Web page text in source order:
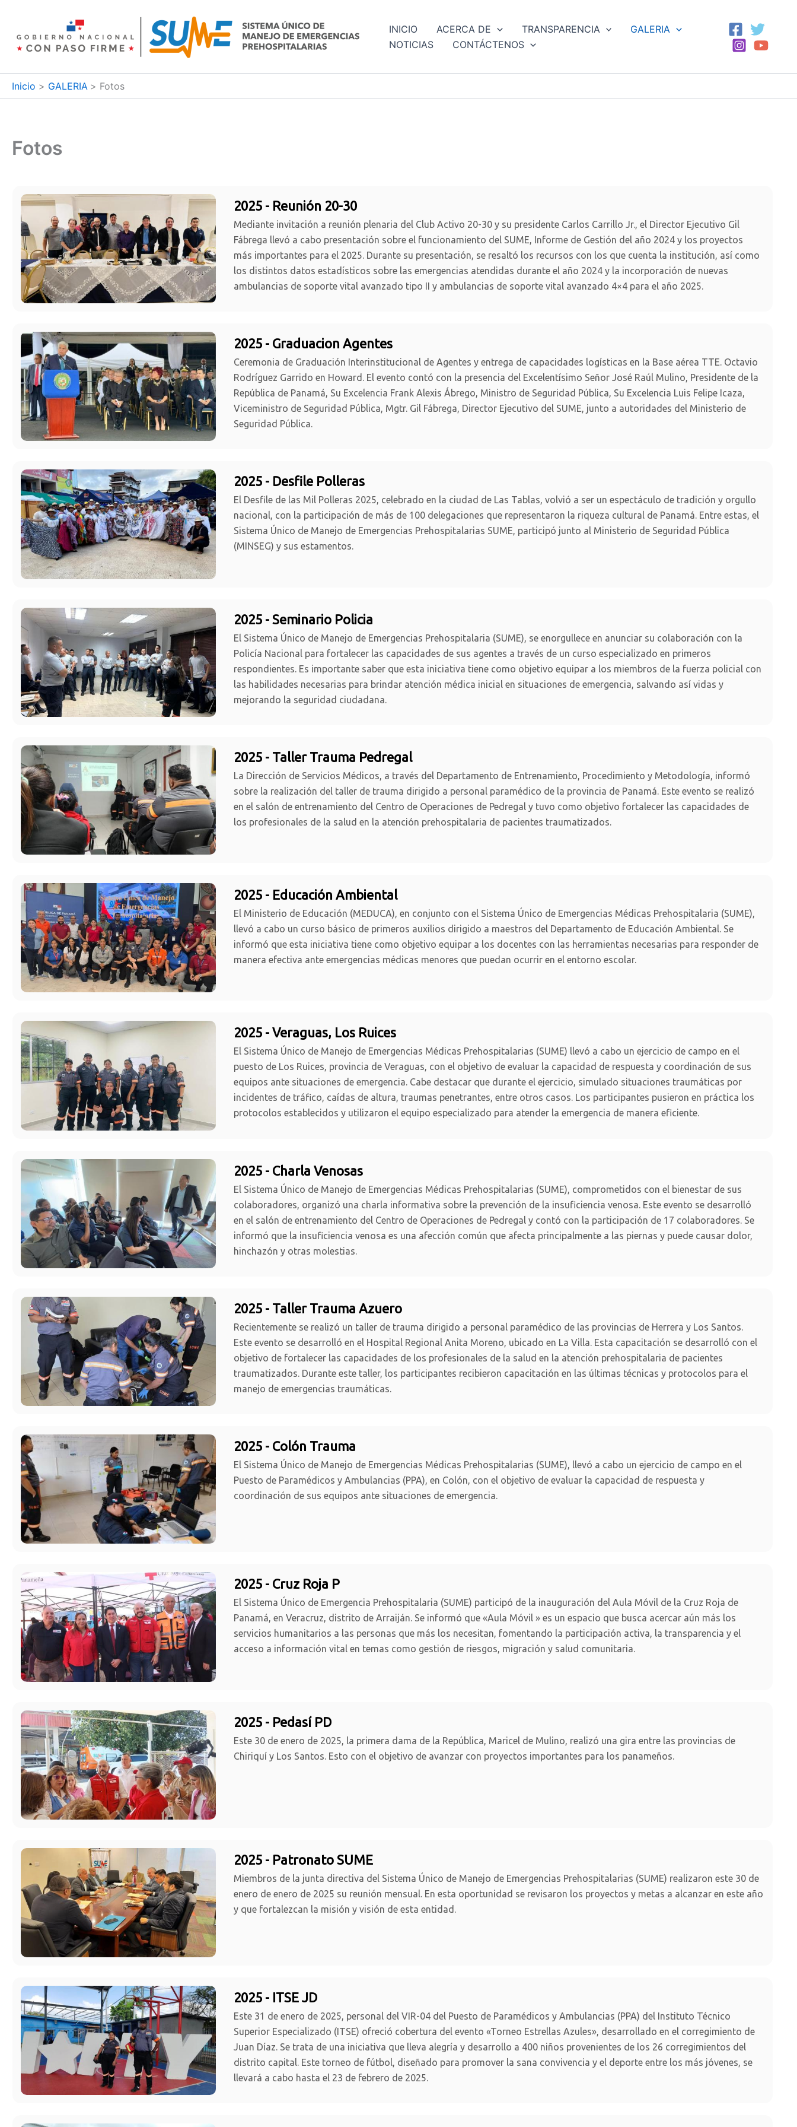
contenido
INICIO ACERCA DE TRANSPARENCIA
GALERIA
NOTICIAS
CONTÁCTENOS
Inicio GALERIA Fotos
Fotos
2025 - Reunión 20-30
Mediante invitación a reunión plenaria del Club Activo 20-30 y su presidente Carlos Carrillo Jr., el Director Ejecutivo Gil
Fábrega llevó a cabo presentación sobre el funcionamiento del SUME, Informe de Gestión del año 2024 y los proyectos
más importantes para el 2025. Durante su presentación, se resaltó los recursos con los que cuenta la institución, así como
los distintos datos estadísticos sobre las emergencias atendidas durante el año 2024 y la incorporación de nuevas
ambulancias de soporte vital avanzado tipo II y ambulancias de soporte vital avanzado 4×4 para el año 2025.
2025 - Graduacion Agentes
Ceremonia de Graduación Interinstitucional de Agentes y entrega de capacidades logísticas en la Base aérea TTE. Octavio
Rodríguez Garrido en Howard. El evento contó con la presencia del Excelentísimo Señor José Raúl Mulino, Presidente de la
República de Panamá, Su Excelencia Frank Alexis Ábrego, Ministro de Seguridad Pública, Su Excelencia Luis Felipe Icaza,
Viceministro de Seguridad Pública, Mgtr. Gil Fábrega, Director Ejecutivo del SUME, junto a autoridades del Ministerio de
Seguridad Pública.
2025 - Desfile Polleras
El Desfile de las Mil Polleras 2025, celebrado en la ciudad de Las Tablas, volvió a ser un espectáculo de tradición y orgullo
nacional, con la participación de más de 100 delegaciones que representaron la riqueza cultural de Panamá. Entre estas, el
Sistema Único de Manejo de Emergencias Prehospitalarias SUME, participó junto al Ministerio de Seguridad Pública
(MINSEG) y sus estamentos.
2025 - Seminario Policia
El Sistema Único de Manejo de Emergencias Prehospitalaria (SUME), se enorgullece en anunciar su colaboración con la
Policía Nacional para fortalecer las capacidades de sus agentes a través de un curso especializado en primeros
respondientes. Es importante saber que esta iniciativa tiene como objetivo equipar a los miembros de la fuerza policial con
las habilidades necesarias para brindar atención médica inicial en situaciones de emergencia, salvando así vidas y
mejorando la seguridad ciudadana.
2025 - Taller Trauma Pedregal
La Dirección de Servicios Médicos, a través del Departamento de Entrenamiento, Procedimiento y Metodología, informó
sobre la realización del taller de trauma dirigido a personal paramédico de la provincia de Panamá. Este evento se realizó
en el salón de entrenamiento del Centro de Operaciones de Pedregal y tuvo como objetivo fortalecer las capacidades de
los profesionales de la salud en la atención prehospitalaria de pacientes traumatizados.
2025 - Educación Ambiental
El Ministerio de Educación (MEDUCA), en conjunto con el Sistema Único de Emergencias Médicas Prehospitalaria (SUME),
llevó a cabo un curso básico de primeros auxilios dirigido a maestros del Departamento de Educación Ambiental. Se
informó que esta iniciativa tiene como objetivo equipar a los docentes con las herramientas necesarias para responder de
manera efectiva ante emergencias médicas menores que puedan ocurrir en el entorno escolar.
2025 - Veraguas, Los Ruices
El Sistema Único de Manejo de Emergencias Médicas Prehospitalarias (SUME) llevó a cabo un ejercicio de campo en el
puesto de Los Ruices, provincia de Veraguas, con el objetivo de evaluar la capacidad de respuesta y coordinación de sus
equipos ante situaciones de emergencia. Cabe destacar que durante el ejercicio, simulado situaciones traumáticas por
incidentes de tráfico, caídas de altura, traumas penetrantes, entre otros casos. Los participantes pusieron en práctica los
protocolos establecidos y utilizaron el equipo especializado para atender la emergencia de manera eficiente.
2025 - Charla Venosas
El Sistema Único de Manejo de Emergencias Médicas Prehospitalarias (SUME), comprometidos con el bienestar de sus
colaboradores, organizó una charla informativa sobre la prevención de la insuficiencia venosa. Este evento se desarrolló
en el salón de entrenamiento del Centro de Operaciones de Pedregal y contó con la participación de 17 colaboradores. Se
informó que la insuficiencia venosa es una afección común que afecta principalmente a las piernas y puede causar dolor,
hinchazón y otras molestias.
2025 - Taller Trauma Azuero
Recientemente se realizó un taller de trauma dirigido a personal paramédico de las provincias de Herrera y Los Santos.
Este evento se desarrolló en el Hospital Regional Anita Moreno, ubicado en La Villa. Esta capacitación se desarrolló con el
objetivo de fortalecer las capacidades de los profesionales de la salud en la atención prehospitalaria de pacientes
traumatizados. Durante este taller, los participantes recibieron capacitación en las últimas técnicas y protocolos para el
manejo de emergencias traumáticas.
2025 - Colón Trauma
El Sistema Único de Manejo de Emergencias Médicas Prehospitalarias (SUME), llevó a cabo un ejercicio de campo en el
Puesto de Paramédicos y Ambulancias (PPA), en Colón, con el objetivo de evaluar la capacidad de respuesta y
coordinación de sus equipos ante situaciones de emergencia.
2025 - Cruz Roja P
El Sistema Único de Emergencia Prehospitalaria (SUME) participó de la inauguración del Aula Móvil de la Cruz Roja de
Panamá, en Veracruz, distrito de Arraiján. Se informó que «Aula Móvil » es un espacio que busca acercar aún más los
servicios humanitarios a las personas que más los necesitan, fomentando la participación activa, la transparencia y el
acceso a información vital en temas como gestión de riesgos, migración y salud comunitaria.
2025 - Pedasí PD
Este 30 de enero de 2025, la primera dama de la República, Maricel de Mulino, realizó una gira entre las provincias de
Chiriquí y Los Santos. Esto con el objetivo de avanzar con proyectos importantes para los panameños.
2025 - Patronato SUME
Miembros de la junta directiva del Sistema Único de Manejo de Emergencias Prehospitalarias (SUME) realizaron este 30 de
enero de enero de 2025 su reunión mensual. En esta oportunidad se revisaron los proyectos y metas a alcanzar en este año
y que fortalezcan la misión y visión de esta entidad.
2025 - ITSE JD
Este 31 de enero de 2025, personal del VIR-04 del Puesto de Paramédicos y Ambulancias (PPA) del Instituto Técnico
Superior Especializado (ITSE) ofreció cobertura del evento «Torneo Estrellas Azules», desarrollado en el corregimiento de
Juan Díaz. Se trata de una iniciativa que lleva alegría y desarrollo a 400 niños provenientes de los 26 corregimientos del
distrito capital. Este torneo de fútbol, diseñado para promover la sana convivencia y el deporte entre los más jóvenes, se
llevará a cabo hasta el 23 de febrero de 2025.